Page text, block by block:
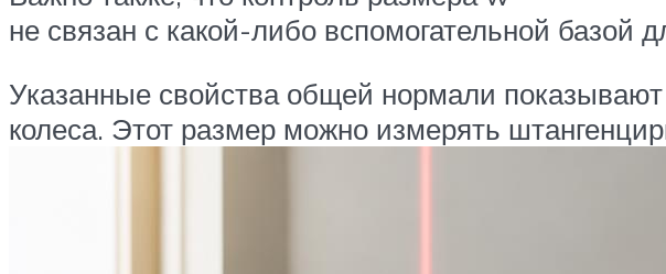
не связан с какой-либо вспомогательной базой
Указанные свойства общей нормали
колеса. Этот размер можно измерять